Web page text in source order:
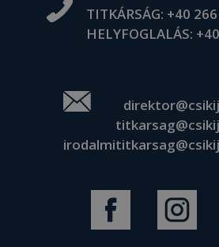
TITKÁRSÁG: +40
HELYFOGLALÁS: